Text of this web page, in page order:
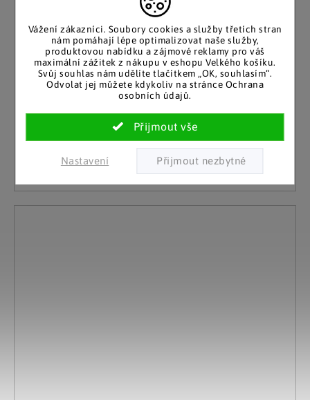
Vážení zákazníci. Soubory cookies a služby třetích stran
nám pomáhají lépe optimalizovat naše služby,
produktovou nabídku a zájmové reklamy pro váš
maximální zážitek z nákupu v eshopu Velkého košíku.
Svůj souhlas nám udělíte tlačítkem „OK, souhlasím“.
Odvolat jej můžete kdykoliv na stránce Ochrana
osobních údajů.
Nastavení
Weltbild
LED Svíčka Stricia, zlatá, 4 ks
Skladem
Detail